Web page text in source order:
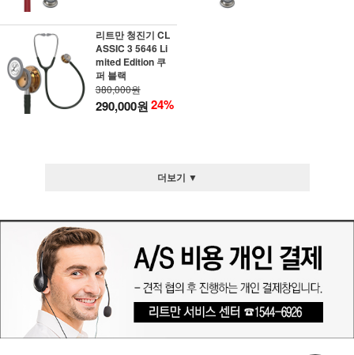
리트만 청진기 CL
ASSIC 3 5646 Li
mited Edition 쿠
퍼 블랙
380,000원
290,000원24%
더보기 ▼